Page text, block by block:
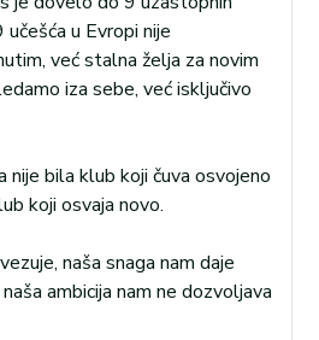
u Evropi nije
već stalna želja za novim
iza sebe, već isključivo
nije bila klub koji čuva osvojeno
koji osvaja novo.
naša snaga nam daje
ambicija nam ne dozvoljava